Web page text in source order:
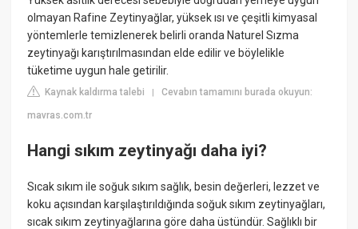
olmayan Rafine Zeytinyağlar, yüksek ısı ve çeşitli kimyasal
yöntemlerle temizlenerek belirli oranda Naturel Sızma
zeytinyağı karıştırılmasından elde edilir ve böylelikle
tüketime uygun hale getirilir.
Kaynak kaldırma talebi |Cevabın tamamını burada okuyun:
mavras.com.tr
Hangi sıkım zeytinyağı daha iyi?
Sıcak sıkım ile soğuk sıkım sağlık, besin değerleri, lezzet ve
koku açısından karşılaştırıldığında soğuk sıkım zeytinyağları,
sıcak sıkım zeytinyağlarına göre daha üstündür. Sağlıklı bir